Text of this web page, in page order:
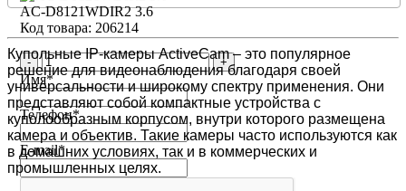
AC-D8121WDIR2 3.6
Код товара: 206214
- +
Имя*
Телефон*
E-mail*
Купольные IP-камеры ActiveCam – это популярное
решение для видеонаблюдения благодаря своей
универсальности и широкому спектру применения. Они
представляют собой компактные устройства с
куполообразным корпусом, внутри которого размещена
камера и объектив. Такие камеры часто используются как
в домашних условиях, так и в коммерческих и
промышленных целях.